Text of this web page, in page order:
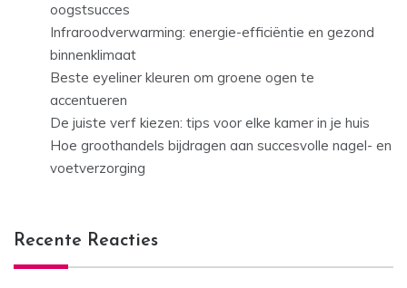
oogstsucces
Infraroodverwarming: energie-efficiëntie en gezond
binnenklimaat
Beste eyeliner kleuren om groene ogen te
accentueren
De juiste verf kiezen: tips voor elke kamer in je huis
Hoe groothandels bijdragen aan succesvolle nagel- en
voetverzorging
Recente Reacties